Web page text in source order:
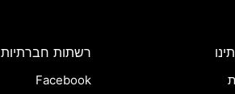
רשתות חברתיות
Facebook